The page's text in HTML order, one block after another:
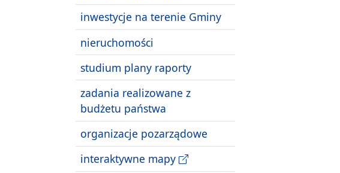
inwestycje na terenie Gminy
nieruchomości
studium plany raporty
zadania realizowane z
budżetu państwa
organizacje pozarządowe
interaktywne mapy